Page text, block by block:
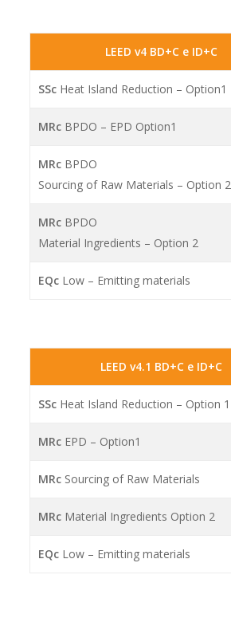
LEED v4 BD+C e ID+C
SScHeat Island Reduction – Option1
MRcBPDO – EPD Option1
MRcBPDO
Sourcing of Raw Materials – Option 2
MRcBPDO
Material Ingredients – Option 2
EQcLow – Emitting materials
LEED v4.1 BD+C e ID+C
SScHeat Island Reduction – Option 1
MRcEPD – Option1
MRcSourcing of Raw Materials
MRcMaterial Ingredients Option 2
EQcLow – Emitting materials